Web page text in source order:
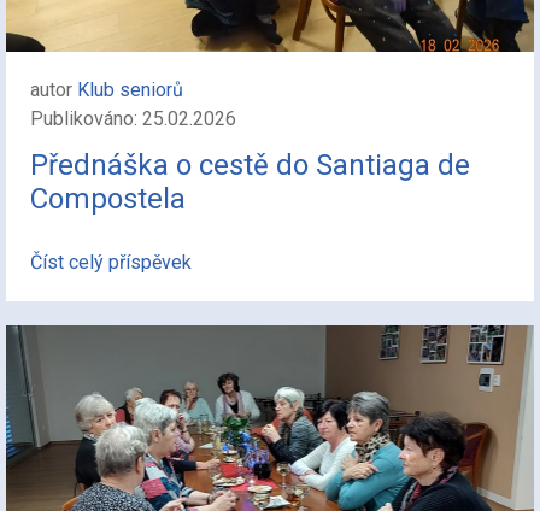
autor Klub seniorů
Publikováno: 25.02.2026
Přednáška o cestě do Santiaga de
Compostela
Číst celý příspěvek